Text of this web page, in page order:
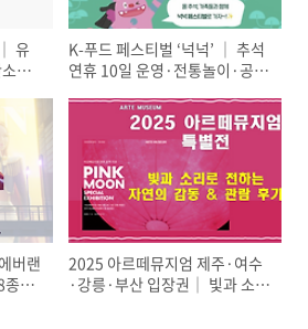
유
화
K-푸드 페스티벌 ‘넉넉’ │ 추석
연휴 10일 운영·전통놀이·공연
버랜
종
2025 아르떼뮤지엄 제주·여수
·강릉·부산 입장권│ 빛과 소리